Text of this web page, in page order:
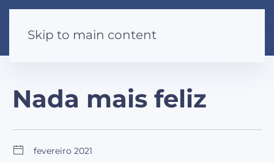
Skip to main content
Nada mais feliz
fevereiro 2021